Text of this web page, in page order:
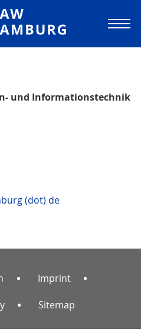
of Applied
und Informationstechnik
(dot) de
Imprint
Sitemap